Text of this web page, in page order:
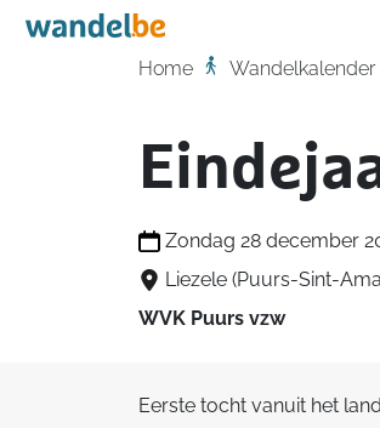
Home
Home Wandelkalender
Zondag 28 december
Liezele (Puurs-Sint-
WVK Puurs vzw
Eerste tocht vanuit het